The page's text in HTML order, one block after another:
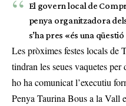
El govern local de
penya organitzadora
s’ha pres «és una
Les pròximes festes locals de
tindran les seues vaquetes
ho ha comunicat l’executiu
Penya Taurina Bous a la Vall